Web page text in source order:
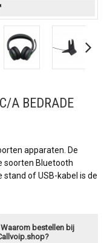
A BEDRADE
apparaten. De
soorten Bluetooth
of USB-kabel is de
Waarom bestellen bij